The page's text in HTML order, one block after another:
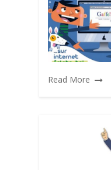
Read More